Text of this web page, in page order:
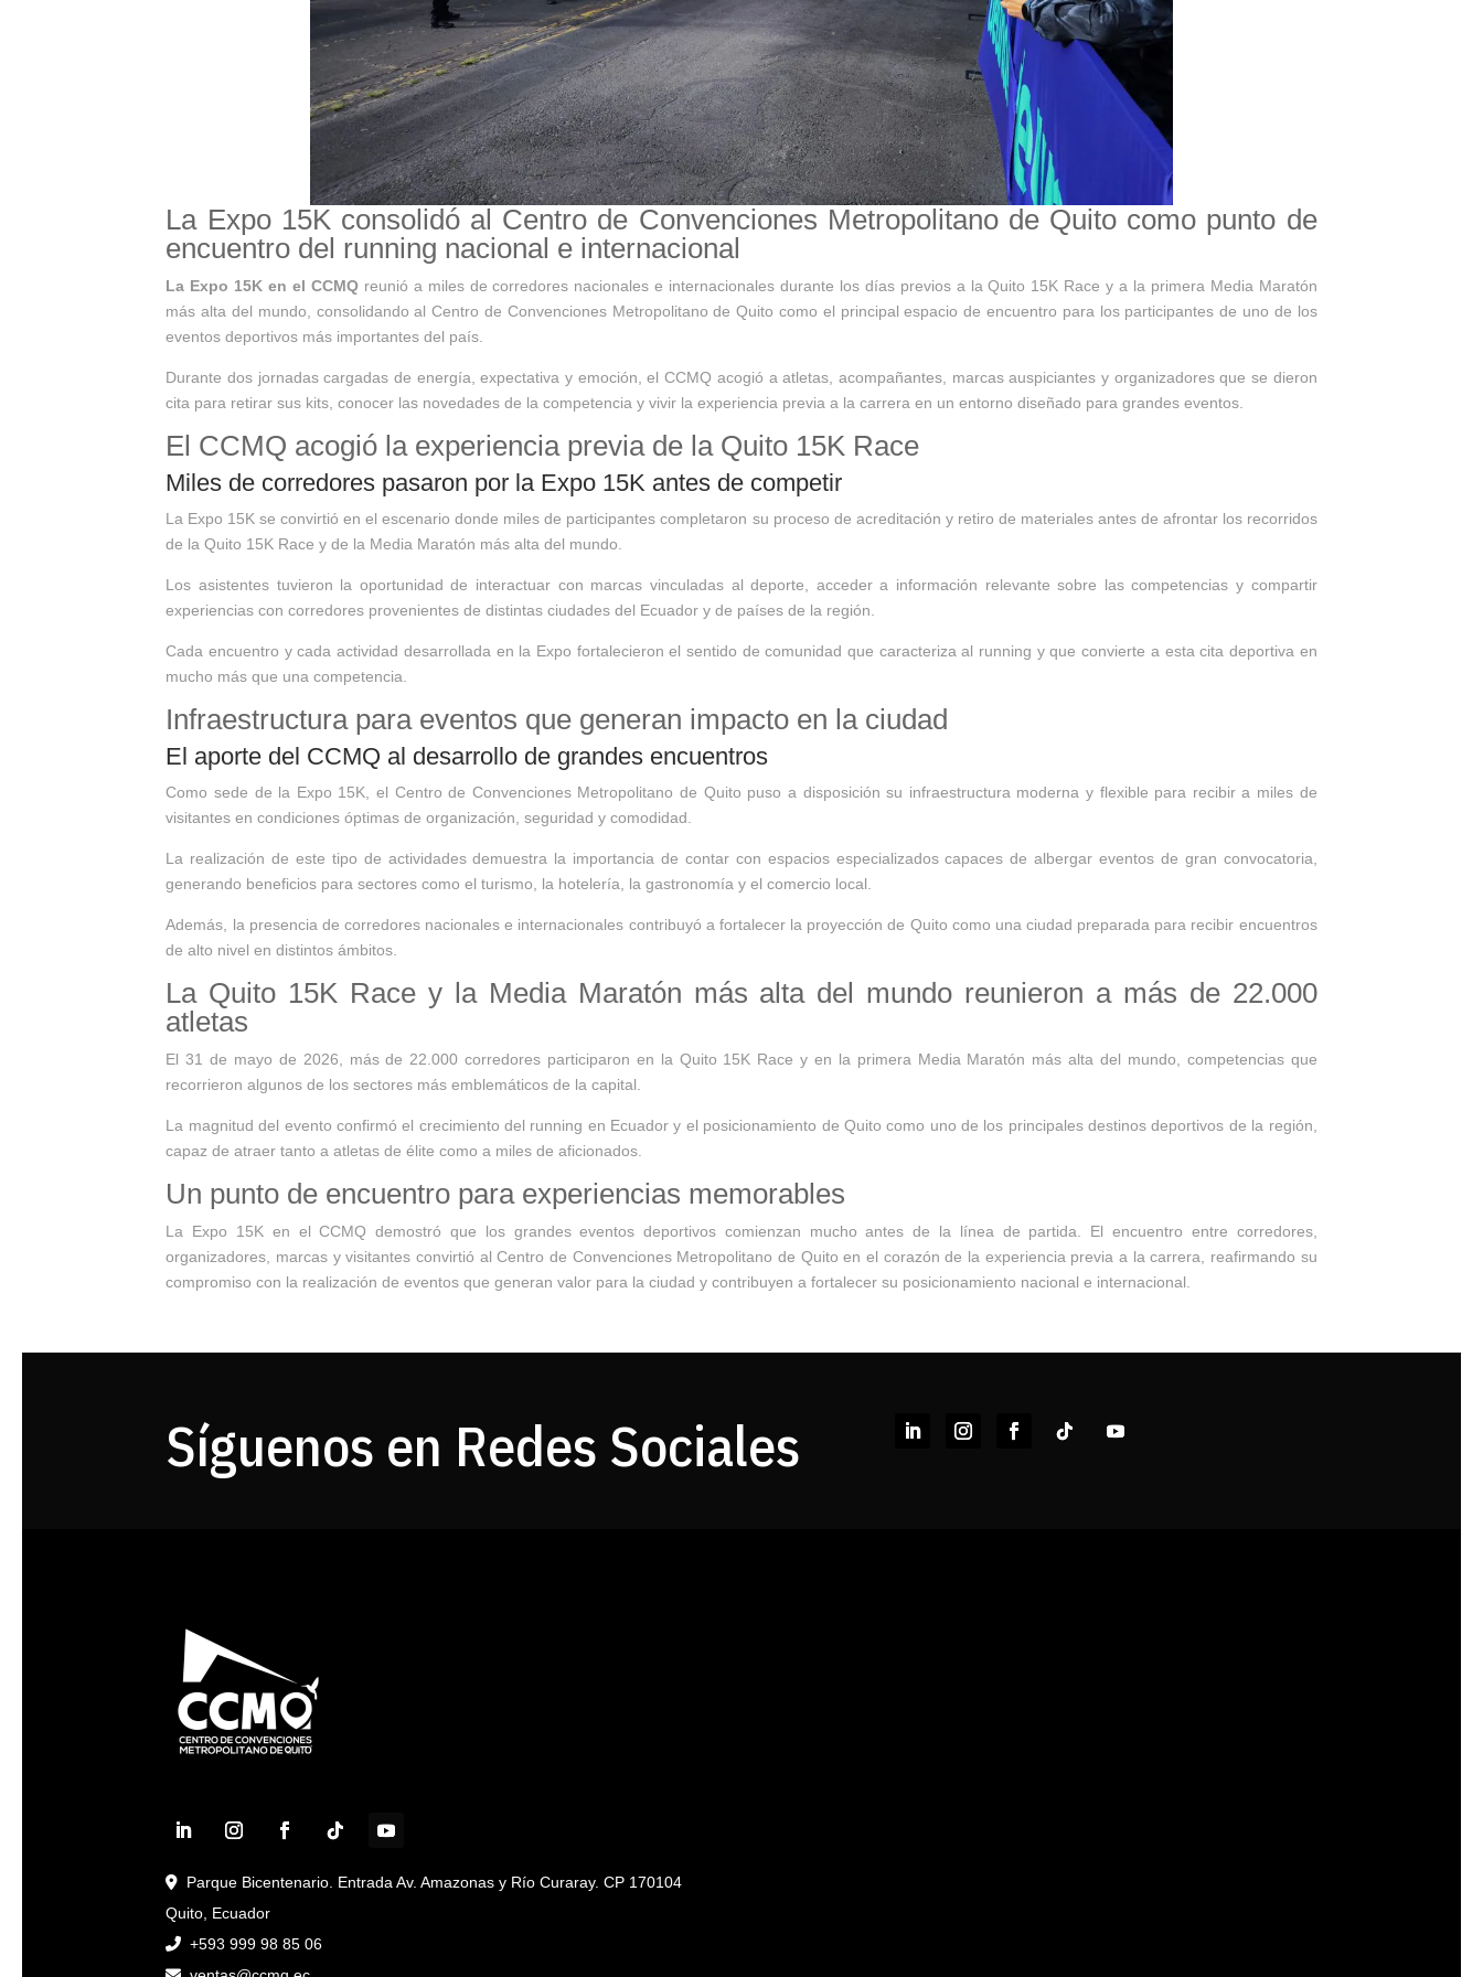
La Expo 15K consolidó al Centro de Convenciones Metropolitano de Quito como punto de
encuentro del running nacional e internacional
La Expo 15K en el CCMQreunió a miles de corredores nacionales e internacionales durante los días previos a la Quito 15K Race y a la primera Media Maratón
más alta del mundo, consolidando al Centro de Convenciones Metropolitano de Quito como el principal espacio de encuentro para los participantes de uno de los
eventos deportivos más importantes del país.
Durante dos jornadas cargadas de energía, expectativa y emoción, el CCMQ acogió a atletas, acompañantes, marcas auspiciantes y organizadores que se dieron
cita para retirar sus kits, conocer las novedades de la competencia y vivir la experiencia previa a la carrera en un entorno diseñado para grandes eventos.
El CCMQ acogió la experiencia previa de la Quito 15K Race
Miles de corredores pasaron por la Expo 15K antes de competir
La Expo 15K se convirtió en el escenario donde miles de participantes completaron su proceso de acreditación y retiro de materiales antes de afrontar los recorridos
de la Quito 15K Race y de la Media Maratón más alta del mundo.
Los asistentes tuvieron la oportunidad de interactuar con marcas vinculadas al deporte, acceder a información relevante sobre las competencias y compartir
experiencias con corredores provenientes de distintas ciudades del Ecuador y de países de la región.
Cada encuentro y cada actividad desarrollada en la Expo fortalecieron el sentido de comunidad que caracteriza al running y que convierte a esta cita deportiva en
mucho más que una competencia.
Infraestructura para eventos que generan impacto en la ciudad
El aporte del CCMQ al desarrollo de grandes encuentros
Como sede de la Expo 15K, el Centro de Convenciones Metropolitano de Quito puso a disposición su infraestructura moderna y flexible para recibir a miles de
visitantes en condiciones óptimas de organización, seguridad y comodidad.
La realización de este tipo de actividades demuestra la importancia de contar con espacios especializados capaces de albergar eventos de gran convocatoria,
generando beneficios para sectores como el turismo, la hotelería, la gastronomía y el comercio local.
Además, la presencia de corredores nacionales e internacionales contribuyó a fortalecer la proyección de Quito como una ciudad preparada para recibir encuentros
de alto nivel en distintos ámbitos.
La Quito 15K Race y la Media Maratón más alta del mundo reunieron a más de 22.000
atletas
El 31 de mayo de 2026, más de 22.000 corredores participaron en la Quito 15K Race y en la primera Media Maratón más alta del mundo, competencias que
recorrieron algunos de los sectores más emblemáticos de la capital.
La magnitud del evento confirmó el crecimiento del running en Ecuador y el posicionamiento de Quito como uno de los principales destinos deportivos de la región,
capaz de atraer tanto a atletas de élite como a miles de aficionados.
Un punto de encuentro para experiencias memorables
La Expo 15K en el CCMQ demostró que los grandes eventos deportivos comienzan mucho antes de la línea de partida. El encuentro entre corredores,
organizadores, marcas y visitantes convirtió al Centro de Convenciones Metropolitano de Quito en el corazón de la experiencia previa a la carrera, reafirmando su
compromiso con la realización de eventos que generan valor para la ciudad y contribuyen a fortalecer su posicionamiento nacional e internacional.
Síguenos en Redes Sociales
Parque Bicentenario. Entrada Av. Amazonas y Río Curaray. CP 170104
Quito, Ecuador
+593 999 98 85 06